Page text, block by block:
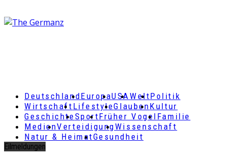
DeutschlandEuropaUSAWeltPolitik
Wirtschaft LifestyleGlaubenKultur
GeschichteSportFrüher Vogel Familie
MedienVerteidigungWissenschaft
Natur & HeimatGesundheit
Eilmeldungen